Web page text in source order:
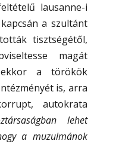
lausanne-i
a szultánt
tisztségétől,
magát
ekkor a törökök
is, arra
autokrata
lehet
a muzulmánok